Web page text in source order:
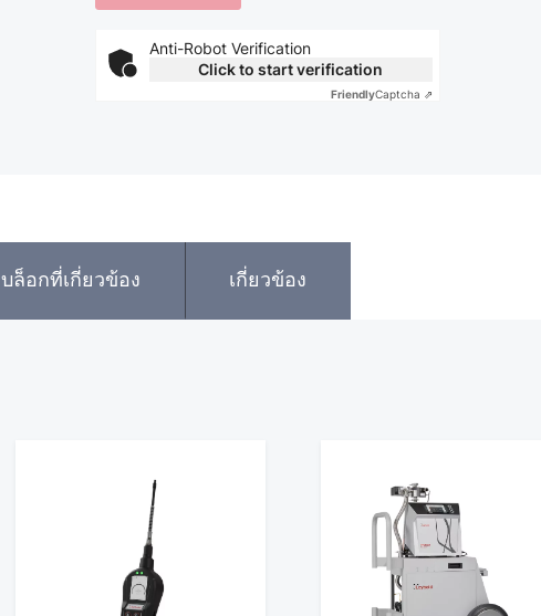
Anti-Robot Verification
Click to start verification
FriendlyCaptcha ⇗
บล็อกที่เกี่ยวข้อง เกี่ยวข้อง